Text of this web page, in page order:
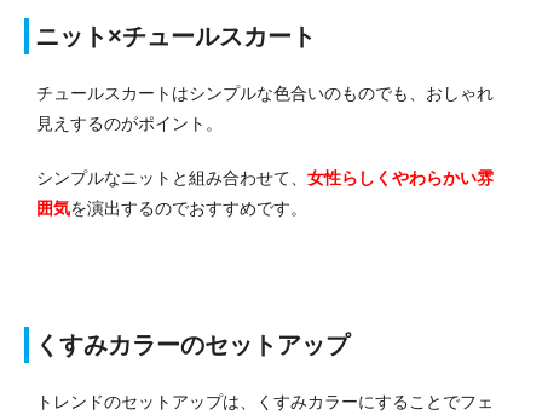
ニット×チュールスカート
チュールスカートはシンプルな色合いのものでも、おしゃれ
見えするのがポイント。
シンプルなニットと組み合わせて、 女性らしくやわらかい雰
囲気を演出するのでおすすめです。
くすみカラーのセットアップ
トレンドのセットアップは、くすみカラーにすることでフェ